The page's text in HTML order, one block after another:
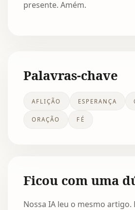
presente. Amém.
Palavras-chave
AFLIÇÃO ESPERANÇA
ORAÇÃO FÉ
Ficou com uma
Nossa IA leu o mesmo artigo.